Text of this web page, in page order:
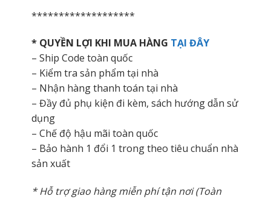
*******************
* QUYỀN LỢI KHI MUA HÀNG TẠI ĐÂY
– Ship Code toàn quốc
– Kiểm tra sản phẩm tại nhà
– Nhận hàng thanh toán tại nhà
– Đầy đủ phụ kiện đi kèm, sách hướng dẫn sử
dụng
– Chế độ hậu mãi toàn quốc
– Bảo hành 1 đổi 1 trong theo tiêu chuẩn nhà
sản xuất
* Hỗ trợ giao hàng miễn phí tận nơi (Toàn